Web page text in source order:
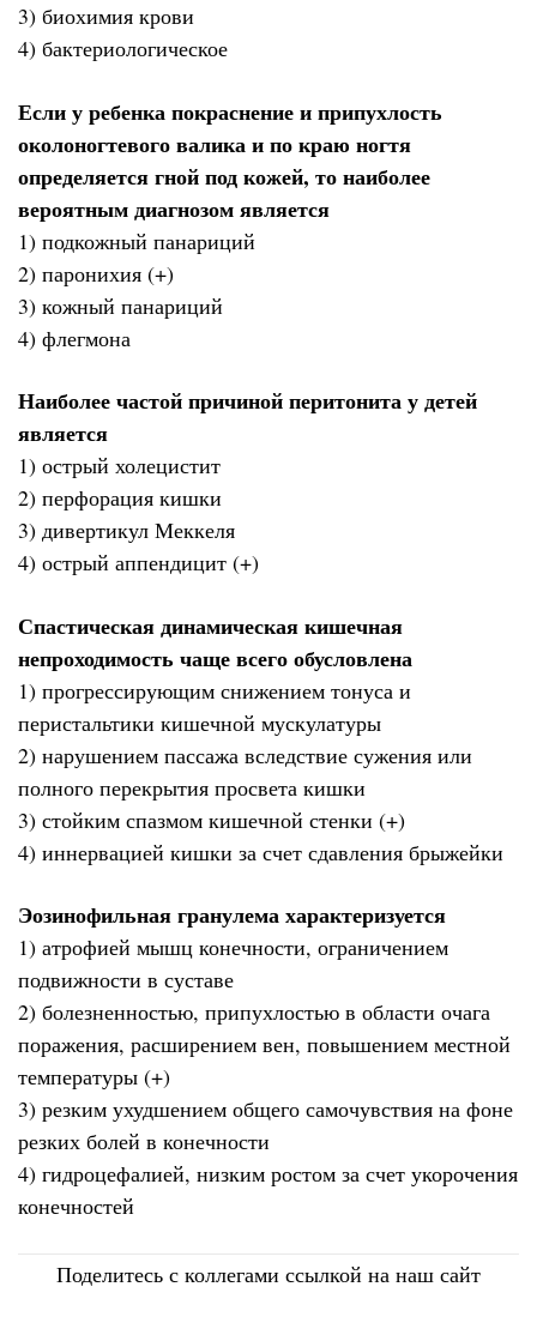
3) биохимия крови
4) бактериологическое
Если у ребенка покраснение и припухлость
околоногтевого валика и по краю ногтя
определяется гной под кожей, то наиболее
вероятным диагнозом является
1) подкожный панариций
2) паронихия (+)
3) кожный панариций
4) флегмона
Наиболее частой причиной перитонита у детей
является
1) острый холецистит
2) перфорация кишки
3) дивертикул Меккеля
4) острый аппендицит (+)
Спастическая динамическая кишечная
непроходимость чаще всего обусловлена
1) прогрессирующим снижением тонуса и
перистальтики кишечной мускулатуры
2) нарушением пассажа вследствие сужения или
полного перекрытия просвета кишки
3) стойким спазмом кишечной стенки (+)
4) иннервацией кишки за счет сдавления брыжейки
Эозинофильная гранулема характеризуется
1) атрофией мышц конечности, ограничением
подвижности в суставе
2) болезненностью, припухлостью в области очага
поражения, расширением вен, повышением местной
температуры (+)
3) резким ухудшением общего самочувствия на фоне
резких болей в конечности
4) гидроцефалией, низким ростом за счет укорочения
конечностей
Поделитесь с коллегами ссылкой на наш сайт